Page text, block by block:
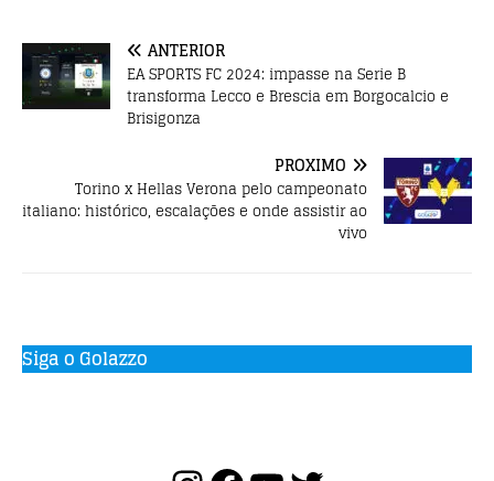
o
k
p
ANTERIOR
EA SPORTS FC 2024: impasse na Serie B
transforma Lecco e Brescia em Borgocalcio e
Brisigonza
PRÓXIMO
Torino x Hellas Verona pelo campeonato
italiano: histórico, escalações e onde assistir ao
vivo
Siga o Golazzo